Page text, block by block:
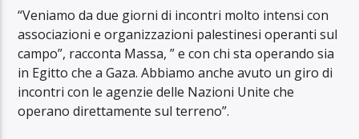
“Veniamo da due giorni di incontri molto intensi con
associazioni e organizzazioni palestinesi operanti sul
campo”, racconta Massa, ” e con chi sta operando sia
in Egitto che a Gaza. Abbiamo anche avuto un giro di
incontri con le agenzie delle Nazioni Unite che
operano direttamente sul terreno”.